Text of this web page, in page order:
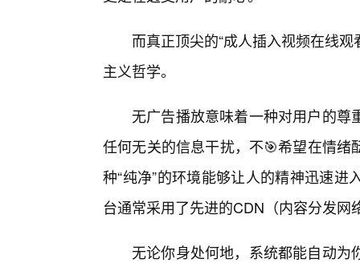
而真正顶尖的“成人插入视频在线
主义哲学。
无广告播放意味着一种对用户的
任何无关的信息干扰，不🎯希望在情
种“纯净”的环境能够让人的精神迅速
台通常采用了先进的CDN（内容分发网
无论你身处何地，系统都能自动